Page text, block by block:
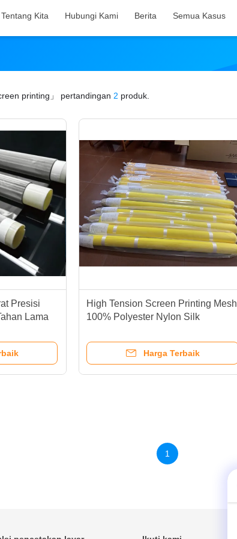
Tentang Kita Hubungi Kami Berita Semua Kasus
printing」 pertandingan 2 produk.
Presisi
Lama
High Tension Screen Printing Mesh
100% Polyester Nylon Silk
Harga Terbaik
1